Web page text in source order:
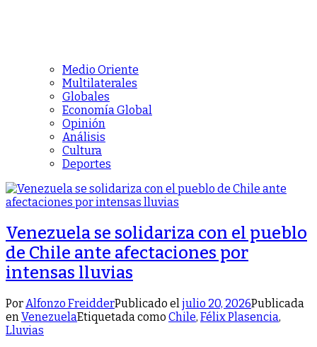
Medio Oriente
Multilaterales
Globales
Economía Global
Opinión
Análisis
Cultura
Deportes
Venezuela se solidariza con el pueblo
de Chile ante afectaciones por
intensas lluvias
PorAlfonzo FreidderPublicado eljulio 20, 2026Publicada
enVenezuelaEtiquetada como Chile, Félix Plasencia,
Lluvias